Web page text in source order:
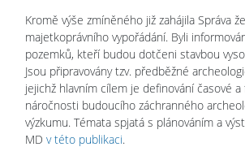
Kromě výše zmíněného již zahájila Správa
majetkoprávního vypořádání. Byli
pozemků, kteří budou dotčeni stavbou
Jsou připravovány tzv. předběžné
jejichž hlavním cílem je definování časové a
náročnosti budoucího záchranného
výzkumu. Témata spjatá s plánováním a
MD v této publikaci.